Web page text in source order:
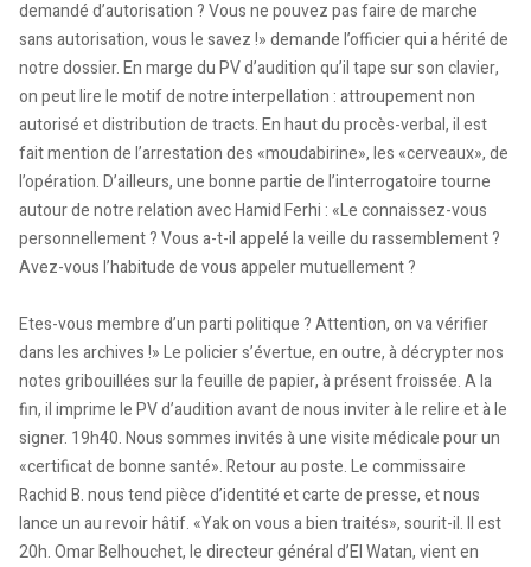
demandé d’autorisation ? Vous ne pouvez pas faire de marche
sans autorisation, vous le savez !» demande l’officier qui a hérité de
notre dossier. En marge du PV d’audition qu’il tape sur son clavier,
on peut lire le motif de notre interpellation : attroupement non
autorisé et distribution de tracts. En haut du procès-verbal, il est
fait mention de l’arrestation des «moudabirine», les «cerveaux», de
l’opération. D’ailleurs, une bonne partie de l’interrogatoire tourne
autour de notre relation avec Hamid Ferhi : «Le connaissez-vous
personnellement ? Vous a-t-il appelé la veille du rassemblement ?
Avez-vous l’habitude de vous appeler mutuellement ?
Etes-vous membre d’un parti politique ? Attention, on va vérifier
dans les archives !» Le policier s’évertue, en outre, à décrypter nos
notes gribouillées sur la feuille de papier, à présent froissée. A la
fin, il imprime le PV d’audition avant de nous inviter à le relire et à le
signer. 19h40. Nous sommes invités à une visite médicale pour un
«certificat de bonne santé». Retour au poste. Le commissaire
Rachid B. nous tend pièce d’identité et carte de presse, et nous
lance un au revoir hâtif. «Yak on vous a bien traités», sourit-il. Il est
20h. Omar Belhouchet, le directeur général d’El Watan, vient en